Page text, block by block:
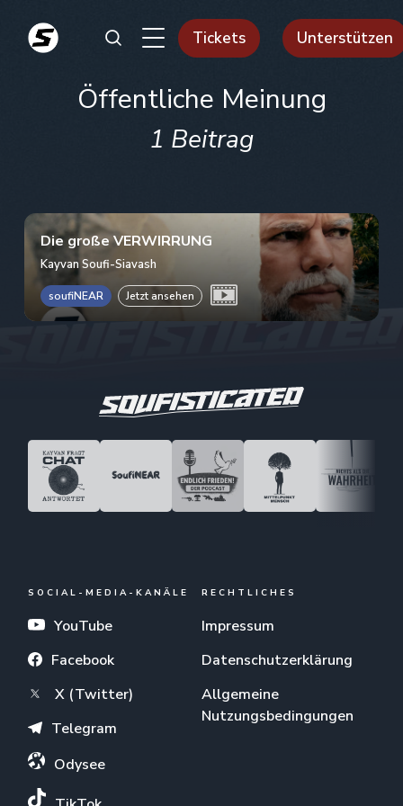
Tickets Unterstützen
Öffentliche Meinung
1 Beitrag
Die große VERWIRRUNG
Kayvan Soufi-Siavash
soufiNEAR Jetzt ansehen
SOCIAL-MEDIA-KANÄLE
YouTube
Facebook
X (Twitter)
Telegram
Odysee
RECHTLICHES
Impressum
Datenschutzerklärung
Allgemeine
Nutzungsbedingungen